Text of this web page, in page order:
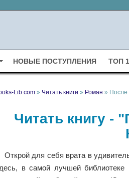
НОВЫЕ ПОСТУПЛЕНИЯ ТОП
Lib.com » Читать книги » Роман » После
Читать книгу -
Открой для себя врата в
в самой лучшей библиотеке